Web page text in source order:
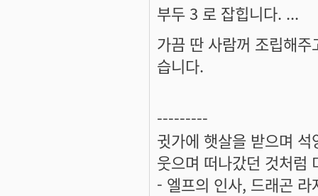
부두 3 로 잡힙니다. ...
가끔 딴 사람꺼 조립해
습니다.
---------
귓가에 햇살을 받으며
웃으며 떠나갔던 것처럼
- 엘프의 인사, 드래곤 라